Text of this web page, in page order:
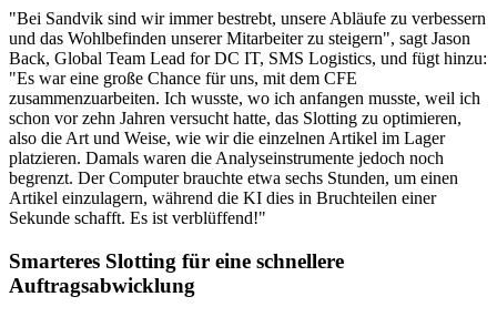
"Bei Sandvik sind wir immer bestrebt, unsere Abläufe zu verbessern
und das Wohlbefinden unserer Mitarbeiter zu steigern", sagt Jason
Back, Global Team Lead for DC IT, SMS Logistics, und fügt hinzu:
"Es war eine große Chance für uns, mit dem CFE
zusammenzuarbeiten. Ich wusste, wo ich anfangen musste, weil ich
schon vor zehn Jahren versucht hatte, das Slotting zu optimieren,
also die Art und Weise, wie wir die einzelnen Artikel im Lager
platzieren. Damals waren die Analyseinstrumente jedoch noch
begrenzt. Der Computer brauchte etwa sechs Stunden, um einen
Artikel einzulagern, während die KI dies in Bruchteilen einer
Sekunde schafft. Es ist verblüffend!"
Smarteres Slotting für eine schnellere
Auftragsabwicklung